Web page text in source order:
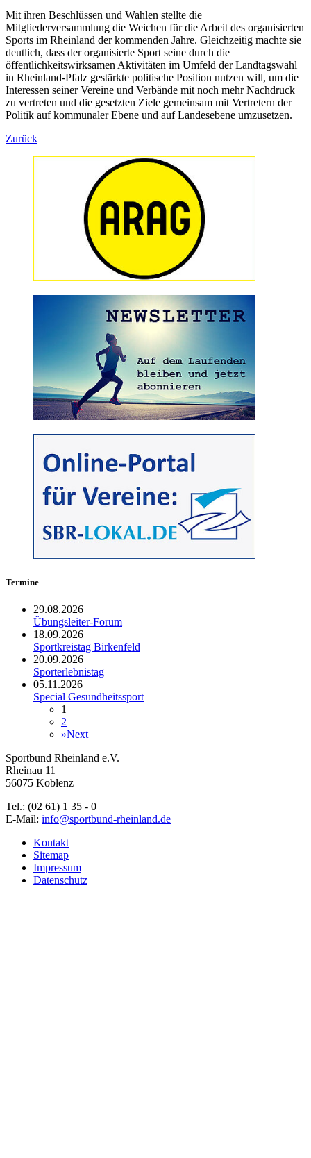
Mit ihren Beschlüssen und Wahlen stellte die
Mitgliederversammlung die Weichen für die Arbeit des organisierten
Sports im Rheinland der kommenden Jahre. Gleichzeitig machte sie
deutlich, dass der organisierte Sport seine durch die
öffentlichkeitswirksamen Aktivitäten im Umfeld der Landtagswahl
in Rheinland-Pfalz gestärkte politische Position nutzen will, um die
Interessen seiner Vereine und Verbände mit noch mehr Nachdruck
zu vertreten und die gesetzten Ziele gemeinsam mit Vertretern der
Politik auf kommunaler Ebene und auf Landesebene umzusetzen.
Zurück
Termine
29.08.2026
Übungsleiter-Forum
18.09.2026
Sportkreistag Birkenfeld
20.09.2026
Sporterlebnistag
05.11.2026
Special Gesundheitssport
1
2
»Next
Sportbund Rheinland e.V.
Rheinau 11
56075 Koblenz
Tel.: (02 61) 1 35 - 0
E-Mail: info@sportbund-rheinland.de
Kontakt
Sitemap
Impressum
Datenschutz